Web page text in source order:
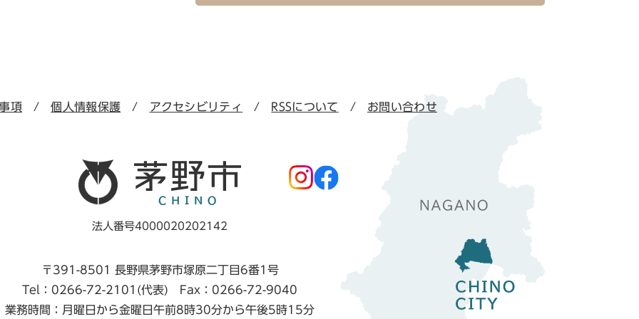
項 個人情報保護 アクセシビリティ RSSについて お問い合わせ
法人番号4000020202142
〒391-8501 長野県茅野市塚原二丁目6番1号
Tel：0266-72-2101(代表) Fax：0266-72-9040
業務時間：月曜日から金曜日午前8時30分から午後5時15分